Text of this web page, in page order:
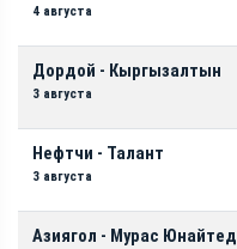
4 августа
Дордой - Кыргызалтын
3 августа
Нефтчи - Талант
3 августа
Азиягол - Мурас Юнайтед